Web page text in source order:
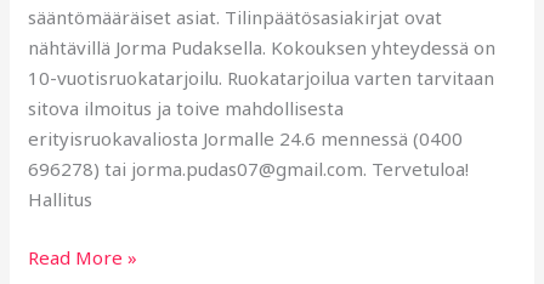
sääntömääräiset asiat. Tilinpäätösasiakirjat ovat
nähtävillä Jorma Pudaksella. Kokouksen yhteydessä on
10-vuotisruokatarjoilu. Ruokatarjoilua varten tarvitaan
sitova ilmoitus ja toive mahdollisesta
erityisruokavaliosta Jormalle 24.6 mennessä (0400
696278) tai jorma.pudas07@gmail.com. Tervetuloa!
Hallitus
Read More »